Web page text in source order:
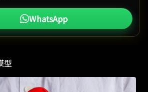
WhatsApp
型